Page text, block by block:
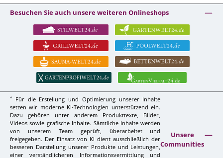
Besuchen Sie auch unsere weiteren Onlineshops
*
Für die Erstellung und Optimierung unserer Inhalte
setzen wir moderne KI-Technologien unterstützend ein.
Dazu gehören unter anderem Produkttexte, Bilder,
Videos sowie grafische Inhalte. Sämtliche Inhalte werden
von unserem Team geprüft, überarbeitet und
freigegeben. Der Einsatz von KI dient ausschließlich der
besseren Darstellung unserer Produkte und Leistungen,
einer verständlicheren Informationsvermittlung und
Unsere
Communities